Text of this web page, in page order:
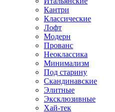
Кантри
Классические
Лофт
Модерн
Прованс
Неоклассика
Минимализм
Под старину
Скандинавские
Элитные
Эксклюзивные
Хай-тек